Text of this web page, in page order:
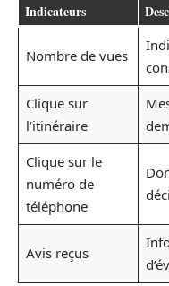
Indicateurs
Nombre de vues
Clique sur
l’itinéraire
Clique sur le
numéro de
téléphone
Avis reçus